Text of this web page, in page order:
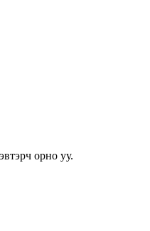
орно уу.